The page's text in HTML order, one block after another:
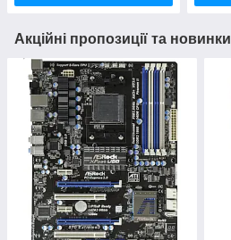
Акційні пропозиції та новинки